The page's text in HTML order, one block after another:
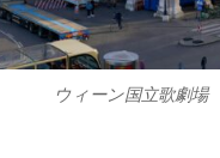
ウィーン国立歌劇場